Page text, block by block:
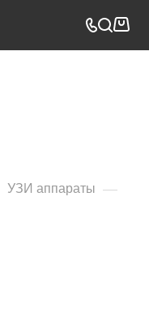
УЗИ аппараты —